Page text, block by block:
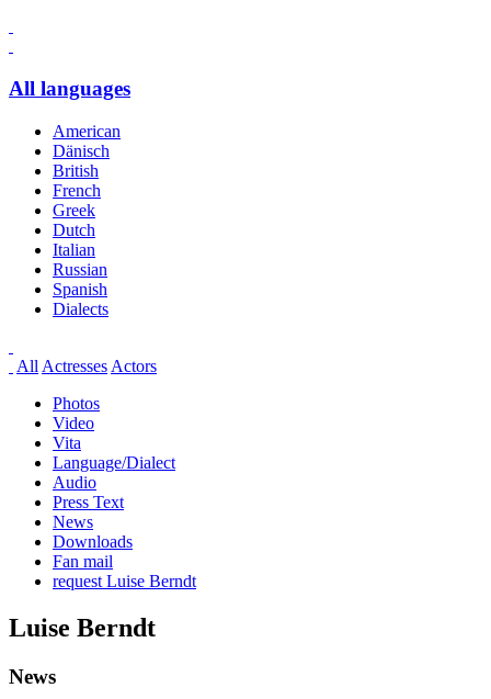
All languages
American
Dänisch
British
French
Greek
Dutch
Italian
Russian
Spanish
Dialects
All Actresses Actors
Photos
Video
Vita
Language/Dialect
Audio
Press Text
News
Downloads
Fan mail
request Luise Berndt
Luise Berndt
News